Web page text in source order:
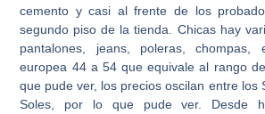
cemento y casi al frente de los
segundo piso de la tienda. Chicas hay
pantalones, jeans, poleras,
europea 44 a 54 que equivale al rango
que pude ver, los precios oscilan entre los
Soles, por lo que pude ver. Desde